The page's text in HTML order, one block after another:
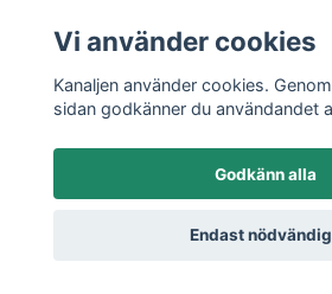
Tvättråd
Allmänna villkor och returrätt
© Copyright Kanaljen -
Vi använder cookies
Kanaljen använder cookies.
sidan godkänner du användandet
Godkänn alla
Endast